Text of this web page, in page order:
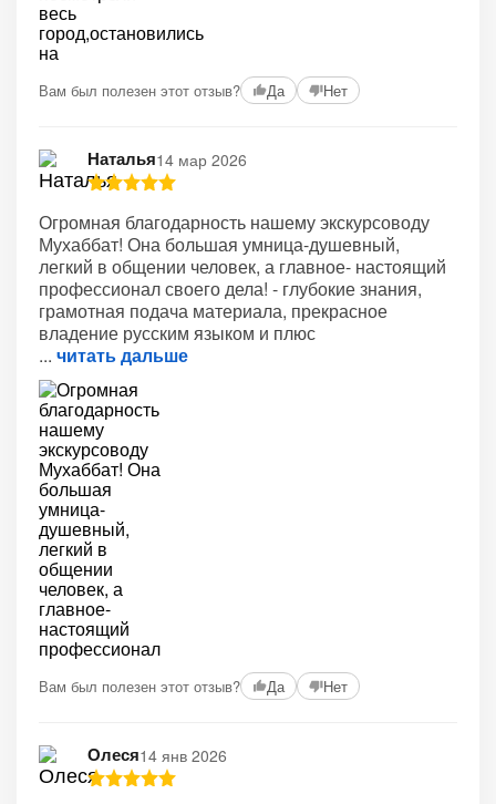
Вам был полезен этот отзыв? Да Нет
Наталья14 мар 2026
Огромная благодарность нашему экскурсоводу
Мухаббат! Она большая умница-душевный,
легкий в общении человек, а главное- настоящий
профессионал своего дела! - глубокие знания,
грамотная подача материала, прекрасное
владение русским языком и плюс
читать дальше
Вам был полезен этот отзыв? Да Нет
Олеся14 янв 2026